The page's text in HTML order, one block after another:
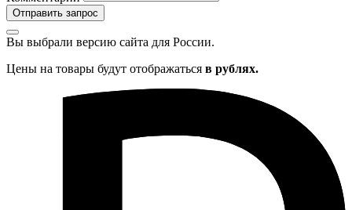
Отправить запрос
Вы выбрали версию сайта для России.
Цены на товары будут отображаться в рублях.